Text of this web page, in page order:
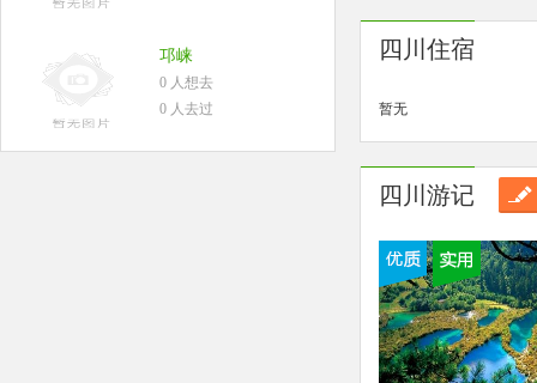
邛崃
0 人想去
0 人去过
四川住宿
暂无
四川游记